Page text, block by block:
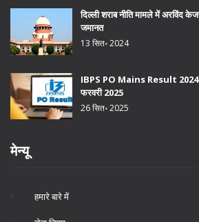
दिल्ली शराब नीति मामले में अरविंद
जमानत
13 सित॰ 2024
IBPS PO Mains Result 2024
फरवरी 2025
26 सित॰ 2025
मेन्यू
हमारे बारे में